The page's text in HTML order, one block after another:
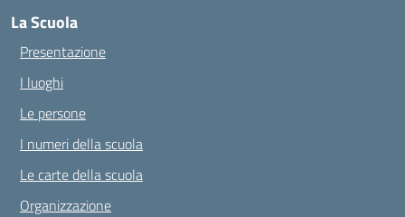
La Scuola
Presentazione
I luoghi
Le persone
I numeri della scuola
Le carte della scuola
Organizzazione